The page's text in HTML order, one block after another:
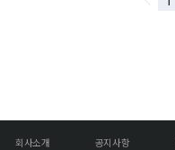
회사소개 공지사항